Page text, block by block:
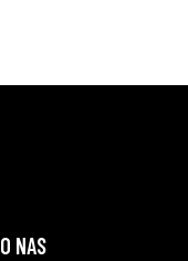
O NAS